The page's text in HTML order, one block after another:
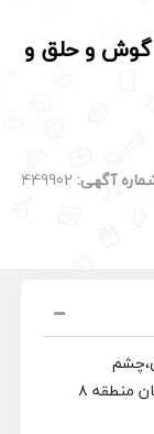
و حلق و
آگهی: 449902
پزشکی،گوش و حلق و بینی در درمانگاه فرهنگیان منطقه ۸